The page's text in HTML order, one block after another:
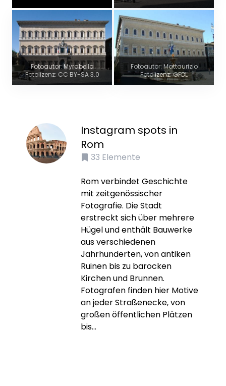
Fotoautor: Myrabella
Fotolizenz: CC BY-SA 3.0
Fotoautor: Mattaurizio
Fotolizenz: GFDL
Instagram spots in
Rom
33 Elemente
Rom verbindet Geschichte
mit zeitgenössischer
Fotografie. Die Stadt
erstreckt sich über mehrere
Hügel und enthält Bauwerke
aus verschiedenen
Jahrhunderten, von antiken
Ruinen bis zu barocken
Kirchen und Brunnen.
Fotografen finden hier Motive
an jeder Straßenecke, von
großen öffentlichen Plätzen
bis...